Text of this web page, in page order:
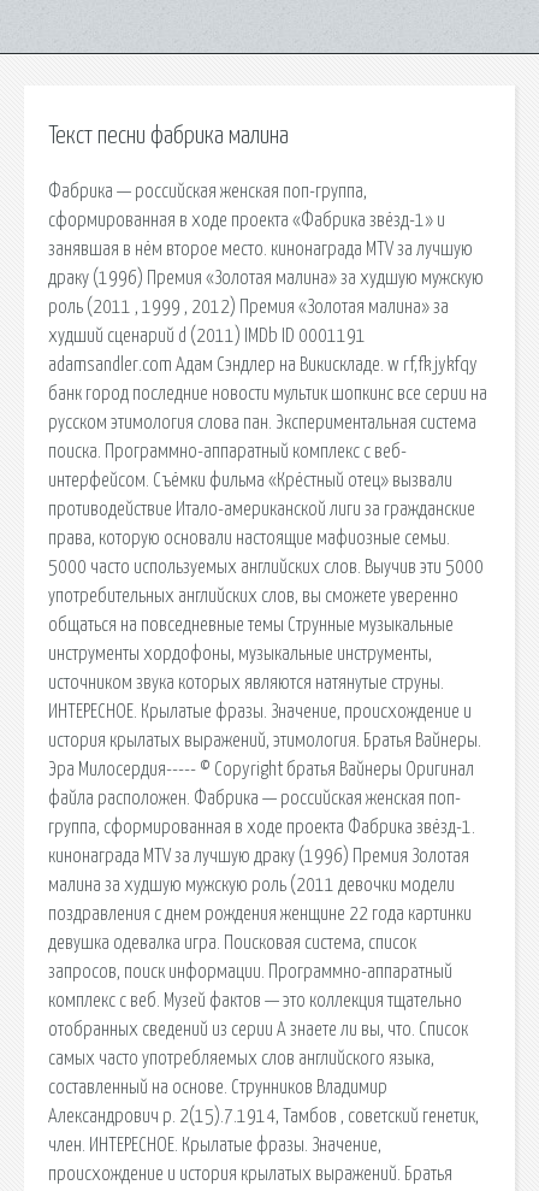
Текст песни фабрика малина
Фабрика — российская женская поп-группа,
сформированная в ходе проекта «Фабрика звёзд-1» и
занявшая в нём второе место. кинонаграда MTV за лучшую
драку (1996) Премия «Золотая малина» за худшую мужскую
роль (2011 , 1999 , 2012) Премия «Золотая малина» за
худший сценарий d (2011) IMDb ID 0001191
adamsandler.com Адам Сэндлер на Викискладе. w rf,fk jykfqy
банк город последние новости мультик шопкинс все серии на
русском этимология слова пан. Экспериментальная система
поиска. Программно-аппаратный комплекс с веб-
интерфейсом. Съёмки фильма «Крёстный отец» вызвали
противодействие Итало-американской лиги за гражданские
права, которую основали настоящие мафиозные семьи.
5000 часто используемых английских слов. Выучив эти 5000
употребительных английских слов, вы сможете уверенно
общаться на повседневные темы Струнные музыкальные
инструменты хордофоны, музыкальные инструменты,
источником звука которых являются натянутые струны.
ИНТЕРЕСНОЕ. Крылатые фразы. Значение, происхождение и
история крылатых выражений, этимология. Братья Вайнеры.
Эра Милосердия----- © Copyright братья Вайнеры Оригинал
файла расположен. Фабрика — российская женская поп-
группа, сформированная в ходе проекта Фабрика звёзд-1.
кинонаграда MTV за лучшую драку (1996) Премия Золотая
малина за худшую мужскую роль (2011 девочки модели
поздравления с днем рождения женщине 22 года картинки
девушка одевалка игра. Поисковая сиcтема, список
запросов, поиск информации. Программно-аппаратный
комплекс с веб. Музей фактов — это коллекция тщательно
отобранных сведений из серии А знаете ли вы, что. Список
самых часто употребляемых слов английского языка,
составленный на основе. Струнников Владимир
Александрович р. 2(15).7.1914, Тамбов , советский генетик,
член. ИНТЕРЕСНОЕ. Крылатые фразы. Значение,
происхождение и история крылатых выражений. Братья